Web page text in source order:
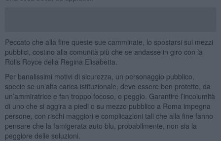
Peccato che alla fine queste sue camminate, lo spostarsi sui mezzi
pubblici, costino alla comunità più che se andasse in giro con la
Rolls Royce della Regina Elisabetta.
Per banalissimi motivi di sicurezza, un personaggio pubblico,
specie se un’alta carica istituzionale, deve essere ben protetto, da
un’ammiratrice e fan troppo focoso, o peggio. Garantire l’incolumità
di uno che si aggira a piedi o su mezzo pubblico a Roma impegna
persone, con rischi maggiori e complicazioni tali che alla fine fanno
pensare che la famigerata auto blu, probabilmente, non sia la
peggiore delle soluzioni.